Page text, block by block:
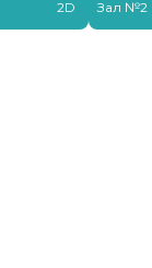
2D
Зал №2